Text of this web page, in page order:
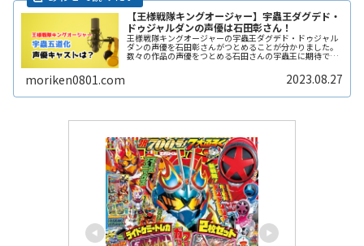
【王様戦隊キングオージャー】宇蟲王ダグデド・
ドゥジャルダンの声優は石田彰さん！
王様戦隊キングオージャーの宇蟲王ダグデド・ドゥジャル
ダンの声優を石田彰さんがつとめることが分かりました。
数々の作品の声優をつとめる石田さんの宇蟲王に期待で
ーすとえんど！」宇蟲王 ダグデド・ReadMore...
moriken0801.com 2023.08.27